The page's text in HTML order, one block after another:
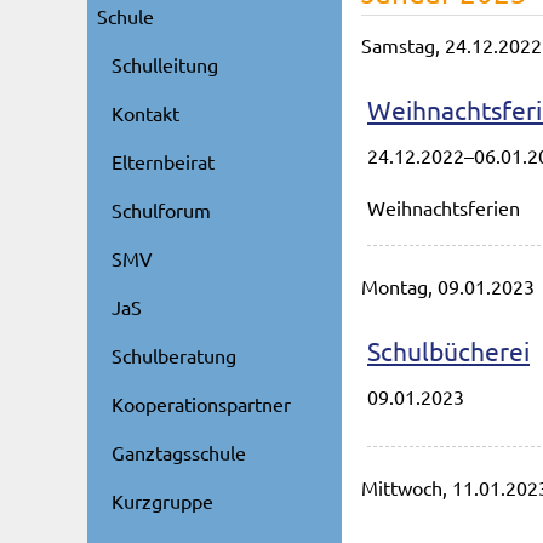
Samstag, 24.12.2022
Weihnachtsferien
Montag, 09.01.2023
Schulbücherei
09.01.2023
Mittwoch,
Schule
Schulleitung
Kontakt
Elternbeirat
Schulforum
SMV
JaS
Schulberatung
Kooperationspartner
Ganztagsschule
Kurzgruppe